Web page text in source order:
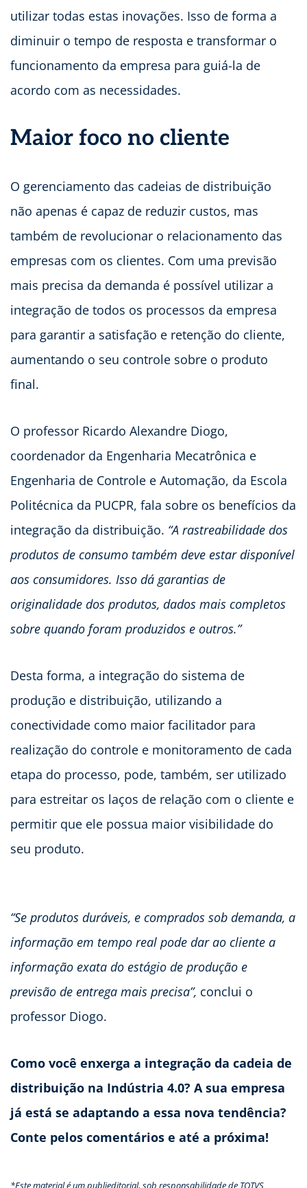
utilizar todas estas inovações. Isso de forma a
diminuir o tempo de resposta e transformar o
funcionamento da empresa para guiá-la de
acordo com as necessidades.
Maior foco no cliente
O gerenciamento das cadeias de distribuição
não apenas é capaz de reduzir custos, mas
também de revolucionar o relacionamento das
empresas com os clientes. Com uma previsão
mais precisa da demanda é possível utilizar a
integração de todos os processos da empresa
para garantir a satisfação e retenção do cliente,
aumentando o seu controle sobre o produto
final.
O professor Ricardo Alexandre Diogo,
coordenador da Engenharia Mecatrônica e
Engenharia de Controle e Automação, da Escola
Politécnica da PUCPR, fala sobre os benefícios da
integração da distribuição. “A rastreabilidade dos
produtos de consumo também deve estar disponível
aos consumidores. Isso dá garantias de
originalidade dos produtos, dados mais completos
sobre quando foram produzidos e outros.”
Desta forma, a integração do sistema de
produção e distribuição, utilizando a
conectividade como maior facilitador para
realização do controle e monitoramento de cada
etapa do processo, pode, também, ser utilizado
para estreitar os laços de relação com o cliente e
permitir que ele possua maior visibilidade do
seu produto.
“Se produtos duráveis, e comprados sob demanda, a
informação em tempo real pode dar ao cliente a
informação exata do estágio de produção e
previsão de entrega mais precisa”, conclui o
professor Diogo.
Como você enxerga a integração da cadeia de
distribuição na Indústria 4.0? A sua empresa
já está se adaptando a essa nova tendência?
Conte pelos comentários e até a próxima!
*Este material é um publieditorial, sob responsabilidade de TOTVS